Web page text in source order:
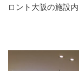
ロント大阪の施設内